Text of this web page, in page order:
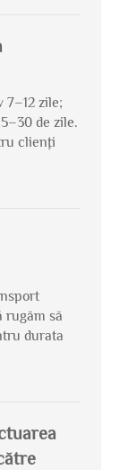
zile;
de zile.
clienţi
rugăm să
durata